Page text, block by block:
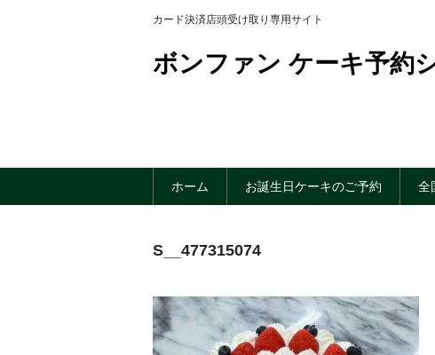
カード決済店頭受け取り専用サイト
ボンファン ケーキ予約
ホーム お誕生日ケーキのご予約 全
S__477315074